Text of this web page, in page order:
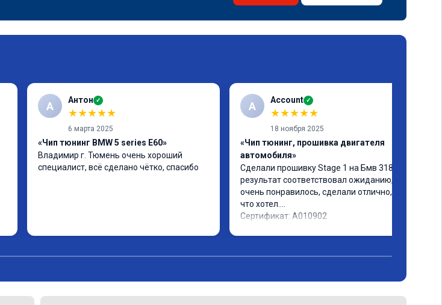
А Антон ✓
★★★★★
6 марта 2025
«Чип тюнинг BMW 5 series E60»
Владимир г. Тюмень очень хороший
специалист, всё сделано чётко, спасибо
A Account ✓
★★★★★
18 ноября 2025
«Чип тюнинг, прошивка двигателя
автомобиля»
Сделали прошивку Stage 1 на Бмв 318d,
результат соответствовал ожиданию, все
очень понравилось, сделали отлично, то
что хотел.
Сертификат: A010902